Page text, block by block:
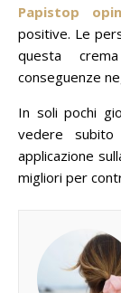
Papistop
positive. Le
questa
conseguenze
In soli pochi
vedere
applicazione
migliori per